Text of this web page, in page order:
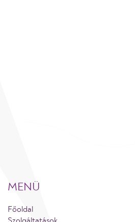
MENÜ
Főoldal